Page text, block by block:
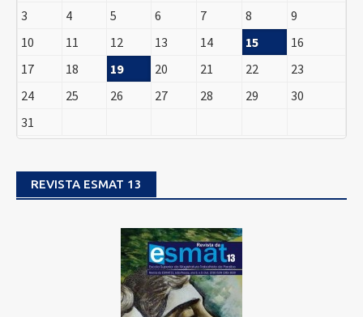
3
4 5 6 7 8
9
10
11 12 13 14 15
16
17
18 19 20 21 22
23
24
25 26 27 28 29
30
31
REVISTA ESMAT 13